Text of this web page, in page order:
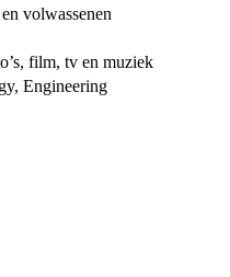
volwassenen
film, tv en muziek
Engineering